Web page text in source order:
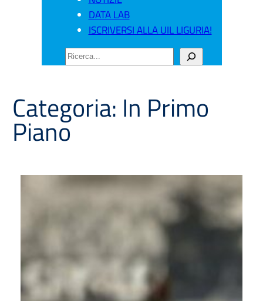
DATA LAB
ISCRIVERSI ALLA UIL LIGURIA!
CERCA
Categoria: In Primo
Piano